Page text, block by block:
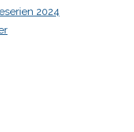
2024